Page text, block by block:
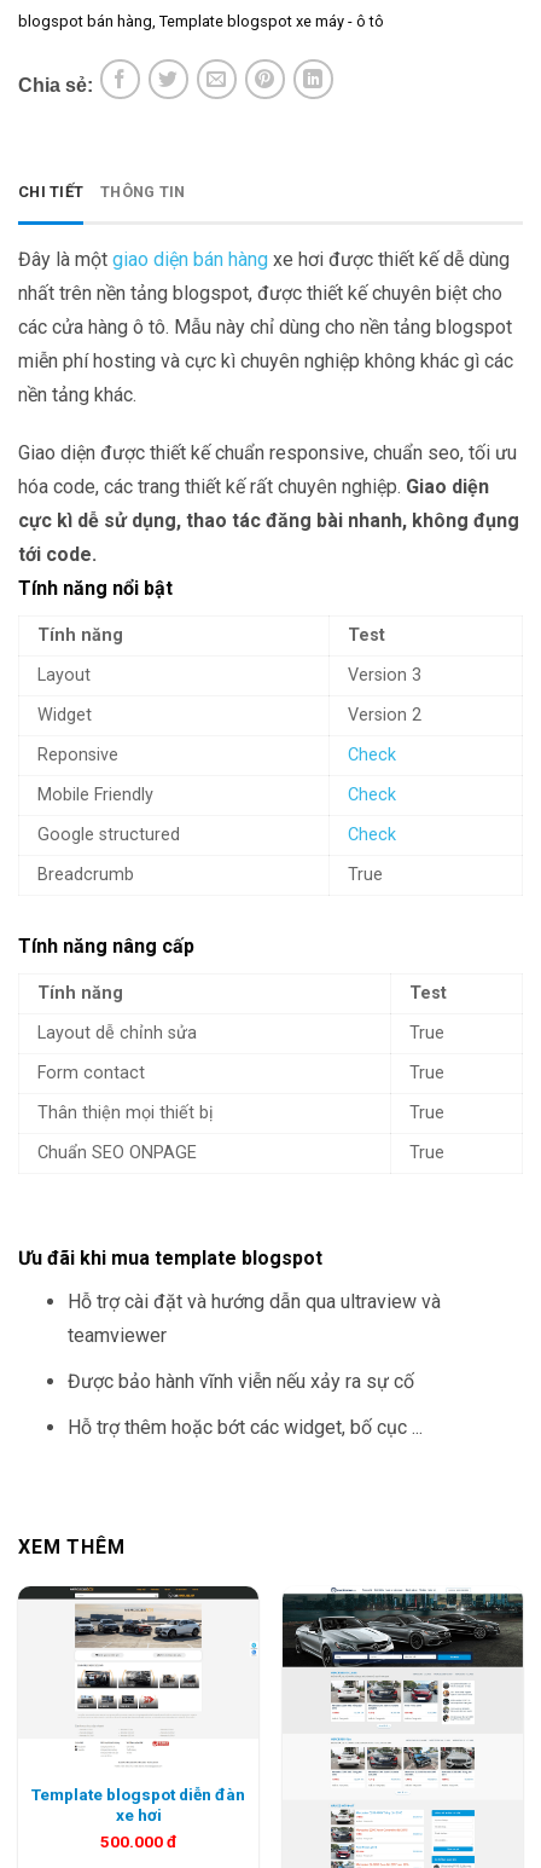
blogspot bán hàng Template blogspot xe máy - ô tô
Chia sẻ:
CHI TIẾT THÔNG TIN
Đây là một giao diện bán hàng xe hơi được thiết kế dễ dùng
nhất trên nền tảng blogspot, được thiết kế chuyên biệt cho
các cửa hàng ô tô. Mẫu này chỉ dùng cho nền tảng blogspot
miễn phí hosting và cực kì chuyên nghiệp không khác gì các
nền tảng khác.
Giao diện được thiết kế chuẩn responsive, chuẩn seo, tối ưu
hóa code, các trang thiết kế rất chuyên nghiệp. Giao diện
cực kì dễ sử dụng, thao tác đăng bài nhanh, không đụng
tới code.
Tính năng nổi bật
Tính năng
Test
Layout
Version 3
Widget
Version 2
Reponsive
Check
Mobile Friendly
Check
Google structured
Check
Breadcrumb
True
Tính năng nâng cấp
Tính năng
Test
Layout dễ chỉnh sửa
True
Form contact
True
Thân thiện mọi thiết bị
True
Chuẩn SEO ONPAGE
True
Ưu đãi khi mua template blogspot
Hỗ trợ cài đặt và hướng dẫn qua ultraview và
teamviewer
Được bảo hành vĩnh viễn nếu xảy ra sự cố
Hỗ trợ thêm hoặc bớt các widget, bố cục ...
XEM THÊM
Template blogspot diễn đàn
xe hơi
500.000đ